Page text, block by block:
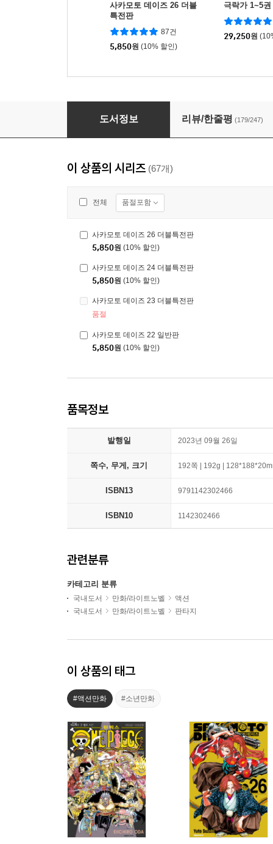
사카모토 데이즈 26 더블
특전판
87건
5,850원 (10% 할인)
극락가 1~5
29,250원
사카모토 데이즈 12 일반판
도서정보 리뷰/한줄평 (179/247)
이 상품의 시리즈 (67개)
전체 품절포함
사카모토 데이즈 26 더블특전판
5,850원 (10% 할인)
사카모토 데이즈 24 더블특전판
5,850원 (10% 할인)
사카모토 데이즈 23 더블특전판
품절
사카모토 데이즈 22 일반판
5,850원 (10% 할인)
품목정보
발행일 2023년 09월 26일
쪽수, 무게, 크기 192쪽 | 192g |
ISBN13 9791142302466
ISBN10 1142302466
관련분류
카테고리 분류
국내도서 만화/라이트노벨
액션
국내도서
만화/라이트노벨 판타지
이 상품의 태그
#액션만화 #소년만화